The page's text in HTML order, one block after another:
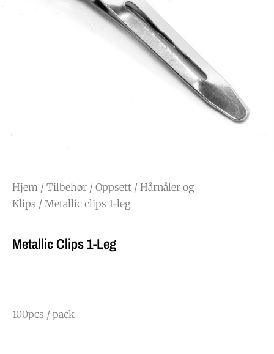
Hjem / Tilbehør / Oppsett / Hårnåler og
Klips / Metallic clips 1-leg
Metallic Clips 1-Leg
100pcs / pack